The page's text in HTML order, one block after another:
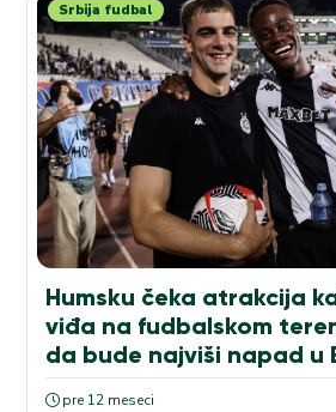
Srbija fudbal
Humsku čeka atrakcija
viđa na fudbalskom
da bude najviši napad u
pre 12 meseci